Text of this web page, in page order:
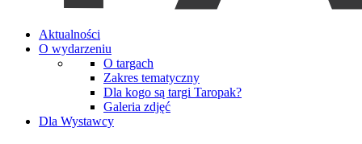
Aktualności
O wydarzeniu
O targach
Zakres tematyczny
Dla kogo są targi Taropak?
Galeria zdjęć
Dla Wystawcy